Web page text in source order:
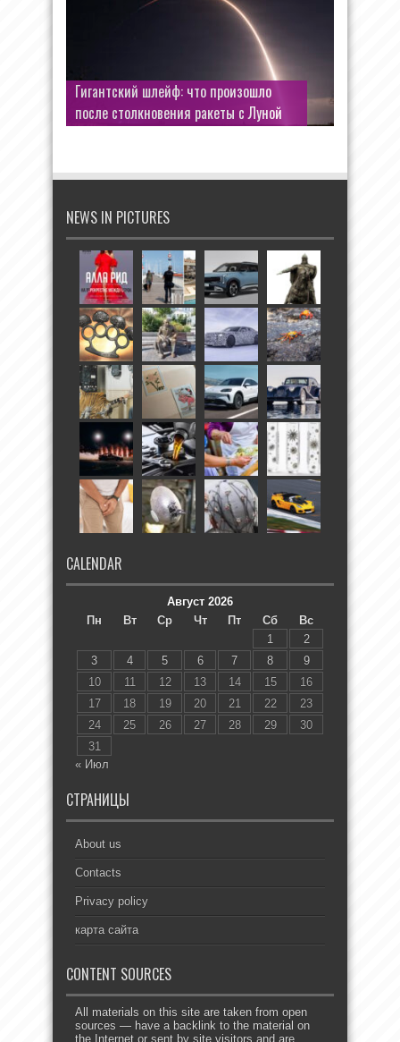
Гигантский шлейф: что произошло
после столкновения ракеты с Луной
NEWS IN PICTURES
CALENDAR
Август 2026
Пн
Вт Ср Чт Пт Сб
Вс
1
2
3
4 5 6 7 8
9
10
11 12 13 14 15
16
17
18 19 20 21 22
23
24
25 26 27 28 29
30
31
« Июл
СТРАНИЦЫ
About us
Contacts
Privacy policy
карта сайта
CONTENT SOURCES
All materials on this site are taken from open
sources — have a backlink to the material on
the Internet or sent by site visitors and are